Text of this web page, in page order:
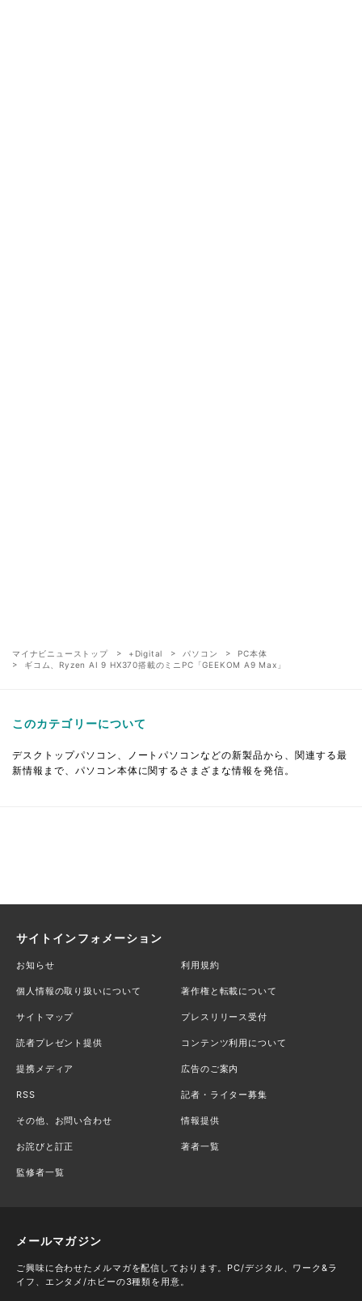
マイナビニューストップ +Digital パソコン
PC本体
ギコム、Ryzen AI 9 HX370搭載のミニPC「GEEKOM A9 Max」
このカテゴリーについて
デスクトップパソコン、ノートパソコンなどの新製品から、関連する最
新情報まで、パソコン本体に関するさまざまな情報を発信。
サイトインフォメーション
お知らせ 利用規約
個人情報の取り扱いについて 著作権と転載について
サイトマップ プレスリリース受付
読者プレゼント提供 コンテンツ利用について
提携メディア 広告のご案内
RSS 記者・ライター募集
その他、お問い合わせ 情報提供
お詫びと訂正 著者一覧
監修者一覧
メールマガジン
ご興味に合わせたメルマガを配信しております。PC/デジタル、ワーク&ラ
イフ、エンタメ/ホビーの3種類を用意。